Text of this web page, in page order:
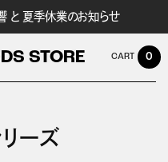
と 夏季休業のお知らせ
STORE 0
ーズ